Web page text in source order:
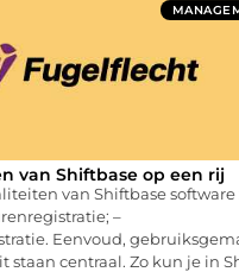
van Shiftbase op een rij
van Shiftbase software
–
Eenvoud,
centraal. Zo kun je in